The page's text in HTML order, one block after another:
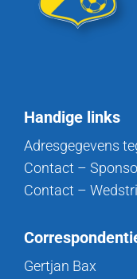
Handige links
Adresgegevens
Contact –
Contact –
Gertjan Bax